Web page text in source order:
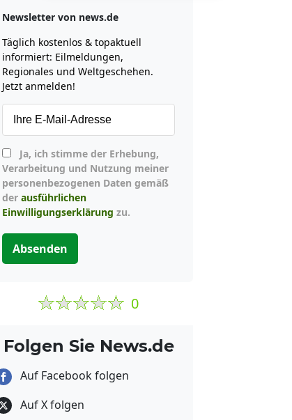
Newsletter von news.de
Täglich kostenlos & topaktuell
informiert: Eilmeldungen,
Regionales und Weltgeschehen.
Jetzt anmelden!
Verarbeitung und Nutzung meiner
personenbezogenen Daten gemäß
der ausführlichen
Einwilligungserklärung zu.
Absenden
0
Folgen Sie News.de
Auf Facebook folgen
Auf X folgen